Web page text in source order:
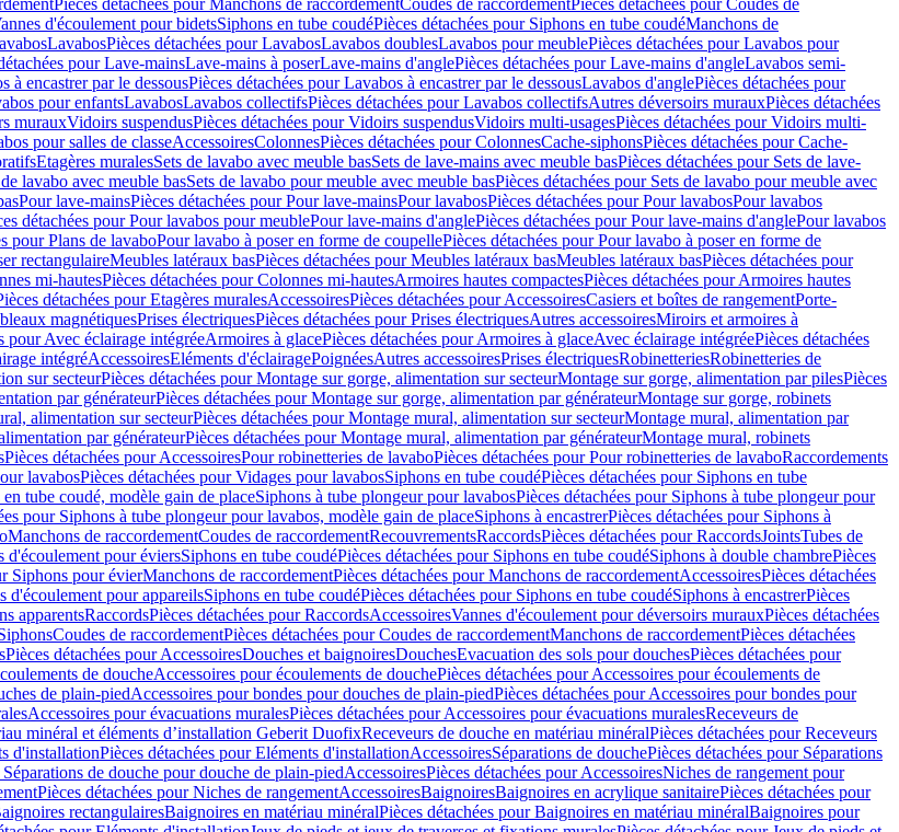
Pièces détachées pour Manchons de raccordementCoudes de raccordementPièces détachées pour Coudes de
d'écoulement pour bidetsSiphons en tube coudéPièces détachées pour Siphons en tube coudéManchons de
LavabosPièces détachées pour LavabosLavabos doublesLavabos pour meublePièces détachées pour Lavabos pour
pour Lave-mainsLave-mains à poserLave-mains d'anglePièces détachées pour Lave-mains d'angleLavabos semi-
à encastrer par le dessousPièces détachées pour Lavabos à encastrer par le dessousLavabos d'anglePièces détachées pour
pour enfantsLavabosLavabos collectifsPièces détachées pour Lavabos collectifsAutres déversoirs murauxPièces détachées
murauxVidoirs suspendusPièces détachées pour Vidoirs suspendusVidoirs multi-usagesPièces détachées pour Vidoirs multi-
pour salles de classeAccessoiresColonnesPièces détachées pour ColonnesCache-siphonsPièces détachées pour Cache-
Etagères muralesSets de lavabo avec meuble basSets de lave-mains avec meuble basPièces détachées pour Sets de lave-
lavabo avec meuble basSets de lavabo pour meuble avec meuble basPièces détachées pour Sets de lavabo pour meuble avec
Pour lave-mainsPièces détachées pour Pour lave-mainsPour lavabosPièces détachées pour Pour lavabosPour lavabos
détachées pour Pour lavabos pour meublePour lave-mains d'anglePièces détachées pour Pour lave-mains d'anglePour lavabos
pour Plans de lavaboPour lavabo à poser en forme de coupellePièces détachées pour Pour lavabo à poser en forme de
rectangulaireMeubles latéraux basPièces détachées pour Meubles latéraux basMeubles latéraux basPièces détachées pour
mi-hautesPièces détachées pour Colonnes mi-hautesArmoires hautes compactesPièces détachées pour Armoires hautes
détachées pour Etagères muralesAccessoiresPièces détachées pour AccessoiresCasiers et boîtes de rangementPorte-
magnétiquesPrises électriquesPièces détachées pour Prises électriquesAutres accessoiresMiroirs et armoires à
pour Avec éclairage intégréeArmoires à glacePièces détachées pour Armoires à glaceAvec éclairage intégréePièces détachées
intégréAccessoiresEléments d'éclairagePoignéesAutres accessoiresPrises électriquesRobinetteriesRobinetteries de
sur secteurPièces détachées pour Montage sur gorge, alimentation sur secteurMontage sur gorge, alimentation par pilesPièces
par générateurPièces détachées pour Montage sur gorge, alimentation par générateurMontage sur gorge, robinets
alimentation sur secteurPièces détachées pour Montage mural, alimentation sur secteurMontage mural, alimentation par
par générateurPièces détachées pour Montage mural, alimentation par générateurMontage mural, robinets
Pièces détachées pour AccessoiresPour robinetteries de lavaboPièces détachées pour Pour robinetteries de lavaboRaccordements
lavabosPièces détachées pour Vidages pour lavabosSiphons en tube coudéPièces détachées pour Siphons en tube
tube coudé, modèle gain de placeSiphons à tube plongeur pour lavabosPièces détachées pour Siphons à tube plongeur pour
pour Siphons à tube plongeur pour lavabos, modèle gain de placeSiphons à encastrerPièces détachées pour Siphons à
Manchons de raccordementCoudes de raccordementRecouvrementsRaccordsPièces détachées pour RaccordsJointsTubes de
d'écoulement pour éviersSiphons en tube coudéPièces détachées pour Siphons en tube coudéSiphons à double chambrePièces
Siphons pour évierManchons de raccordementPièces détachées pour Manchons de raccordementAccessoiresPièces détachées
d'écoulement pour appareilsSiphons en tube coudéPièces détachées pour Siphons en tube coudéSiphons à encastrerPièces
apparentsRaccordsPièces détachées pour RaccordsAccessoiresVannes d'écoulement pour déversoirs murauxPièces détachées
Coudes de raccordementPièces détachées pour Coudes de raccordementManchons de raccordementPièces détachées
Pièces détachées pour AccessoiresDouches et baignoiresDouchesEvacuation des sols pour douchesPièces détachées pour
de doucheAccessoires pour écoulements de douchePièces détachées pour Accessoires pour écoulements de
de plain-piedAccessoires pour bondes pour douches de plain-piedPièces détachées pour Accessoires pour bondes pour
Accessoires pour évacuations muralesPièces détachées pour Accessoires pour évacuations muralesReceveurs de
minéral et éléments d’installation Geberit DuofixReceveurs de douche en matériau minéralPièces détachées pour Receveurs
d'installationPièces détachées pour Eléments d'installationAccessoiresSéparations de douchePièces détachées pour Séparations
de douche pour douche de plain-piedAccessoiresPièces détachées pour AccessoiresNiches de rangement pour
Pièces détachées pour Niches de rangementAccessoiresBaignoiresBaignoires en acrylique sanitairePièces détachées pour
rectangulairesBaignoires en matériau minéralPièces détachées pour Baignoires en matériau minéralBaignoires pour